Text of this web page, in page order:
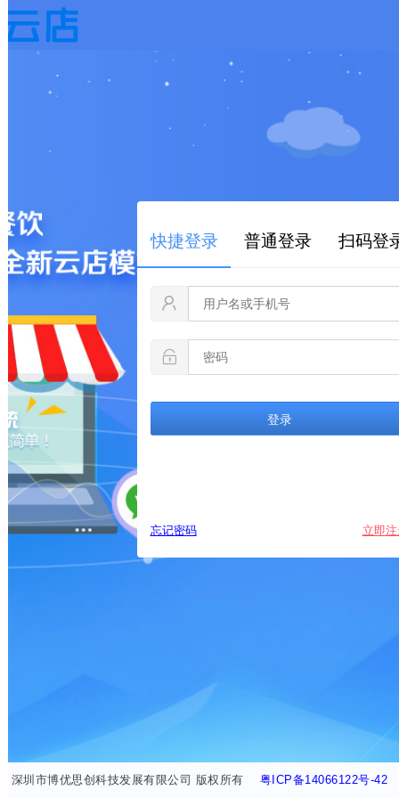
快捷登录 普通登录 扫码登录
登录
忘记密码 立即注
深圳市博优思创科技发展有限公司 版权所有 粤ICP备14066122号-42